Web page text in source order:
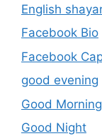
English
Facebook Bio
Facebook
good evening
Good Morning
Good Night